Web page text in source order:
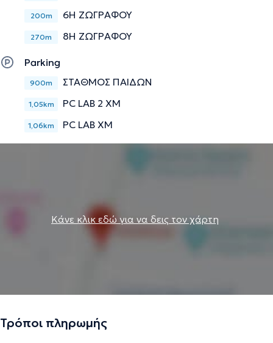
200m 6Η ΖΩΓΡΑΦΟΥ
270m 8Η ΖΩΓΡΑΦΟΥ
Parking
900m ΣΤΑΘΜΟΣ ΠΑΙΔΩΝ
1,05km PC LAB 2 ΧΜ
1,06km PC LAB ΧΜ
Κάνε κλικ εδώ για να δεις τον χάρτη
Τρόποι πληρωμής